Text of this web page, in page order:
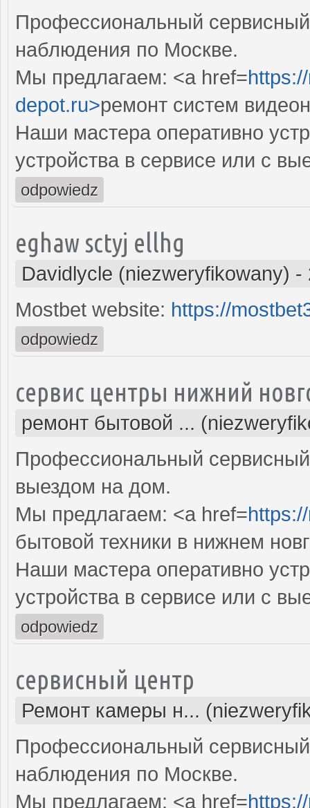
Профессиональный
наблюдения по Москве.
Мы предлагаем: <a href=
depot.ru>ремонт систем
Наши мастера оперативно
устройства в сервисе или с
odpowiedz
eghaw sctyj ellhg
Davidlycle (niezweryfikowany) -
Mostbet website: https://
odpowiedz
сервис центры нижний
ремонт бытовой ...
Профессиональный
выездом на дом.
Мы предлагаем: <a href=
бытовой техники в нижнем
Наши мастера оперативно
устройства в сервисе или с
odpowiedz
сервисный центр
Ремонт камеры н...
Профессиональный
наблюдения по Москве.
Мы предлагаем: <a href=